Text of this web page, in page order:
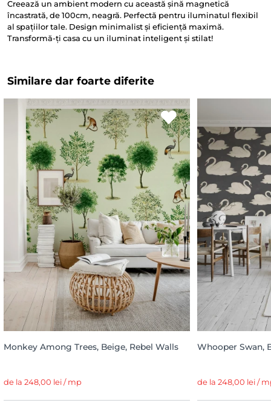
Creează un ambient modern cu această șină magnetică
încastrată, de 100cm, neagră. Perfectă pentru iluminatul flexibil
al spațiilor tale. Design minimalist și eficiență maximă.
Transformă-ți casa cu un iluminat inteligent și stilat!
Similare dar foarte diferite
Monkey Among Trees, Beige, Rebel Walls
de la 248,00 lei / mp
Whooper Swan,
de la 248,00 lei /